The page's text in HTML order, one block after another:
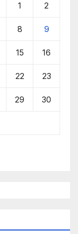
1 2
8 9
15 16
22 23
29 30